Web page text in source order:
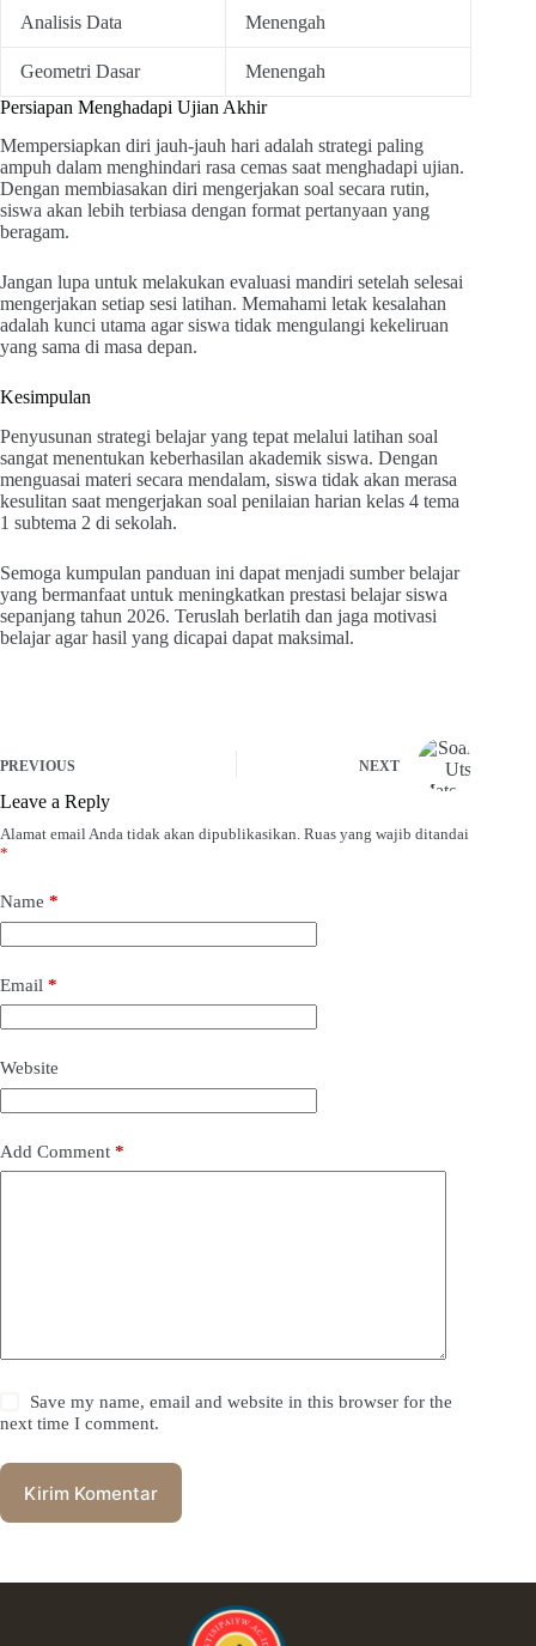
Analisis Data Menengah
Geometri Dasar
Menengah
Persiapan Menghadapi Ujian Akhir
Mempersiapkan diri jauh-jauh hari adalah strategi paling
ampuh dalam menghindari rasa cemas saat menghadapi ujian.
Dengan membiasakan diri mengerjakan soal secara rutin,
siswa akan lebih terbiasa dengan format pertanyaan yang
beragam.
Jangan lupa untuk melakukan evaluasi mandiri setelah selesai
mengerjakan setiap sesi latihan. Memahami letak kesalahan
adalah kunci utama agar siswa tidak mengulangi kekeliruan
yang sama di masa depan.
Kesimpulan
Penyusunan strategi belajar yang tepat melalui latihan soal
sangat menentukan keberhasilan akademik siswa. Dengan
menguasai materi secara mendalam, siswa tidak akan merasa
kesulitan saat mengerjakan soal penilaian harian kelas 4 tema
1 subtema 2 di sekolah.
Semoga kumpulan panduan ini dapat menjadi sumber belajar
yang bermanfaat untuk meningkatkan prestasi belajar siswa
sepanjang tahun 2026. Teruslah berlatih dan jaga motivasi
belajar agar hasil yang dicapai dapat maksimal.
PREVIOUS NEXT
Leave a Reply
Alamat email Anda tidak akan dipublikasikan. Ruas yang wajib ditandai
*
Name *
Email *
Website
Add Comment *
Save my name, email and website in this browser for the
next time I comment.
Kirim Komentar